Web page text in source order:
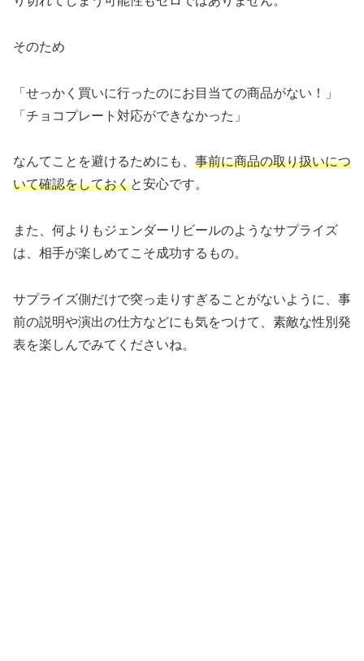
そのため
「せっかく買いに行ったのにお目当ての商品がない！」
「チョコプレート対応ができなかった」
なんてことを避けるためにも、 事前に商品の取り扱いにつ
いて確認をしておくと安心です。
また、何よりもジェンダーリビールのようなサプライズ
は、相手が楽しめてこそ成功するもの。
サプライズ側だけで突っ走りすぎることがないように、事
前の説明や演出の仕方などにも気をつけて、素敵な性別発
表を楽しんでみてくださいね。